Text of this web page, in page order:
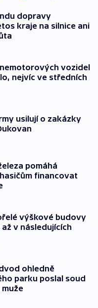
dopravy
kraje na silnice ani
vozidel
nejvíc ve středních
usilují o zakázky
pomáhá
financovat
výškové budovy
v následujících
ohledně
parku poslal soud